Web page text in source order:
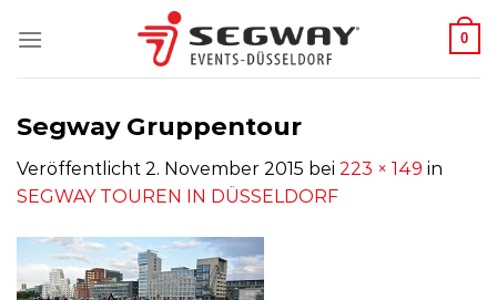
Inhalt
0
Segway Gruppentour
Veröffentlicht 2. November 2015 bei 223 × 149 in
SEGWAY TOUREN IN DÜSSELDORF